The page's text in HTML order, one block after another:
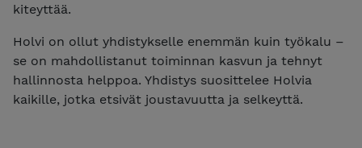
kiteyttää.
Holvi on ollut yhdistykselle enemmän kuin työkalu –
se on mahdollistanut toiminnan kasvun ja tehnyt
hallinnosta helppoa. Yhdistys suosittelee Holvia
kaikille, jotka etsivät joustavuutta ja selkeyttä.